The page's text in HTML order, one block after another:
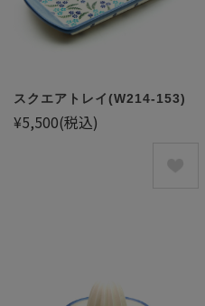
スクエアトレイ(W214-153)
¥5,500(税込)